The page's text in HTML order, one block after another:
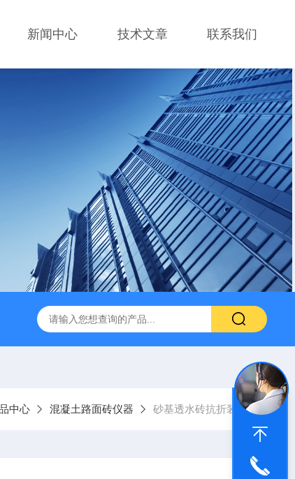
新闻中心 技术文章 联系我们
土泌水率试验容量筒试验方法 生石灰浆渣测定仪
中心 混凝土路面砖仪器 砂基透水砖抗折装置